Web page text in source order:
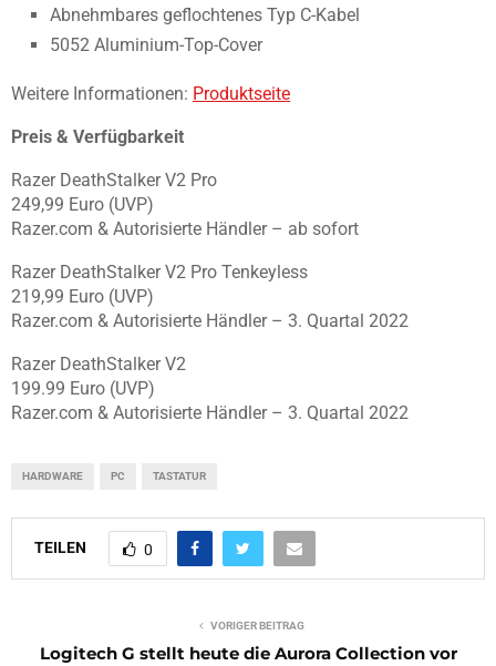
Abnehmbares geflochtenes Typ C-Kabel
5052 Aluminium-Top-Cover
Weitere Informationen: Produktseite
Preis & Verfügbarkeit
Razer DeathStalker V2 Pro
249,99 Euro (UVP)
Razer.com & Autorisierte Händler – ab sofort
Razer DeathStalker V2 Pro Tenkeyless
219,99 Euro (UVP)
Razer.com & Autorisierte Händler – 3. Quartal 2022
Razer DeathStalker V2
199.99 Euro (UVP)
Razer.com & Autorisierte Händler – 3. Quartal 2022
HARDWARE PC TASTATUR
TEILEN 0
VORIGER BEITRAG
Logitech G stellt heute die Aurora Collection vor